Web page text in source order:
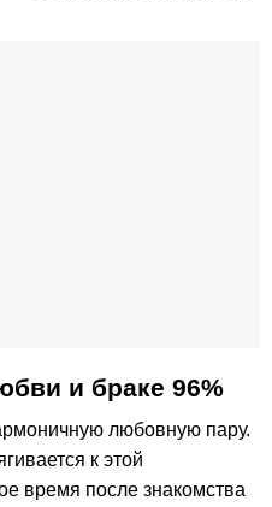
и браке 96%
любовную пару.
к этой
время после знакомства